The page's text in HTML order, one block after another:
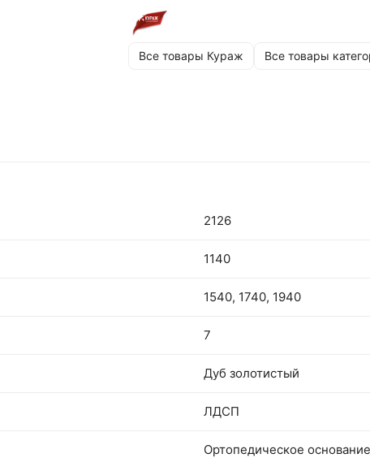
Все товары Кураж Все товары
2126
1140
1540, 1740, 1940
7
Дуб золотистый
ЛДСП
Ортопедическое